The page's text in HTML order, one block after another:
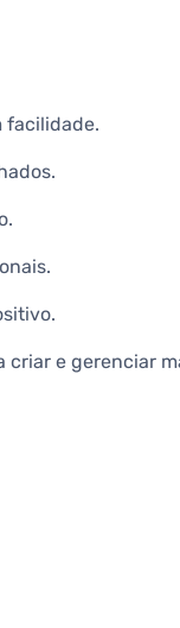
facilidade.
e gerenciar